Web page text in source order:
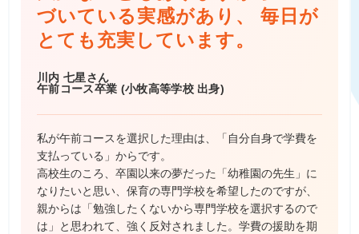
づいている実感があり、毎日が
とても充実しています。
川内 七星さん
午前コース卒業 (小牧高等学校 出身)
私が午前コースを選択した理由は、「自分自身で学費を
支払っている」からです。
高校生のころ、卒園以来の夢だった「幼稚園の先生」に
なりたいと思い、保育の専門学校を希望したのですが、
親からは「勉強したくないから専門学校を選択するので
は」と思われて、強く反対されました。学費の援助を期